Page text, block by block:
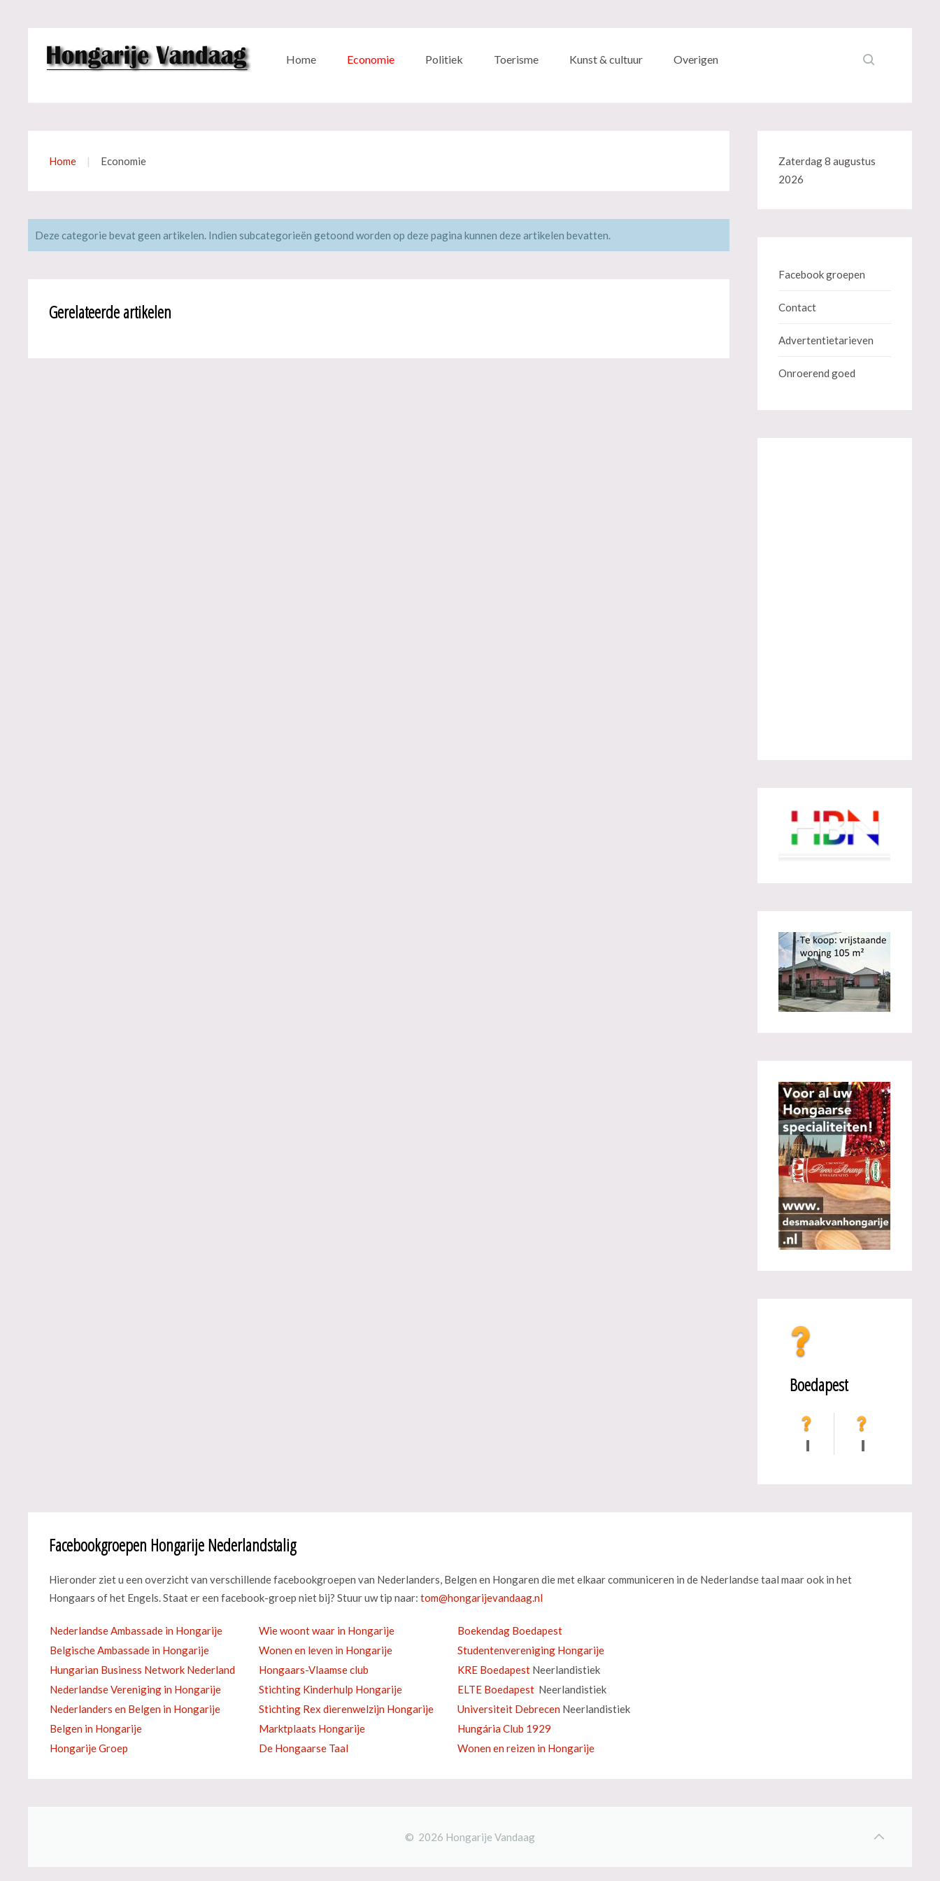
Home Economie Politiek Toerisme Kunst & cultuur Overigen
Home Economie
Deze categorie bevat geen artikelen. Indien subcategorieën getoond worden op deze pagina kunnen deze artikelen bevatten.
Gerelateerde artikelen
Zaterdag 8 augustus
2026
Facebook groepen
Contact
Advertentietarieven
Onroerend goed
Boedapest
Facebookgroepen Hongarije Nederlandstalig
Hieronder ziet u een overzicht van verschillende facebookgroepen van Nederlanders, Belgen en Hongaren die met elkaar communiceren in de Nederlandse taal maar ook in het
Hongaars of het Engels. Staat er een facebook-groep niet bij? Stuur uw tip naar:
Nederlandse Ambassade in Hongarije Wie woont waar in Hongarije
Boekendag Boedapest
Belgische Ambassade in Hongarije
Wonen en leven in Hongarije
Studentenvereniging Hongarije
Hungarian Business Network Nederland
Hongaars-Vlaamse club KRE Boedapest Neerlandistiek
Nederlandse Vereniging in Hongarije
Stichting Kinderhulp Hongarije ELTE Boedapest Neerlandistiek
Nederlanders en Belgen in Hongarije
Stichting Rex dierenwelzijn Hongarije Universiteit Debrecen Neerlandistiek
Belgen in Hongarije
Marktplaats Hongarije
Hungária Club 1929
Hongarije Groep
De Hongaarse Taal Wonen en reizen in Hongarije
© 2026 Hongarije Vandaag